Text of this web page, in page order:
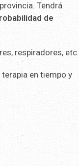
Tendrá
de
respiradores, etc.
en tiempo y